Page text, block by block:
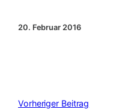
20. Februar 2016
Vorheriger Beitrag